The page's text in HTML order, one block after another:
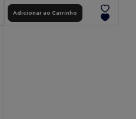
Adicionar ao Carrinho